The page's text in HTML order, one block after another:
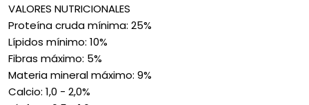
VALORES NUTRICIONALES
Proteína cruda mínima: 25%
Lípidos mínimo: 10%
Fibras máximo: 5%
Materia mineral máximo: 9%
Calcio: 1,0 - 2,0%